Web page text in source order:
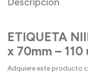
ETIQUETA
x 70mm – 110
Adquiere este producto